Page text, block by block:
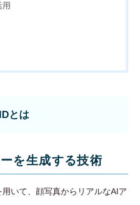
用
とは
を生成する技術
用いて、顔写真からリアルなAIア